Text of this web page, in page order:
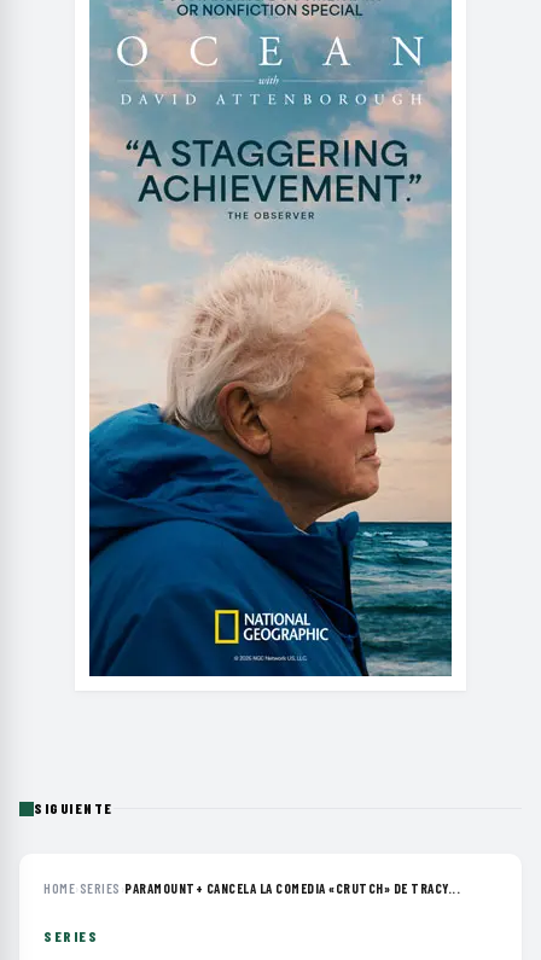
SIGUIENTE
HOME› SERIES ›PARAMOUNT+ CANCELA LA COMEDIA «CRUTCH» DE TRACY...
SERIES